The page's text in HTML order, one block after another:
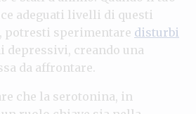
adeguati livelli di questi
sperimentare disturbi
depressivi, creando una
da affrontare.
che la serotonina, in